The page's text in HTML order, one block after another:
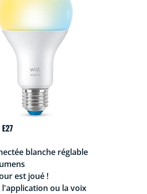
blanche réglable
est joué !
l'application ou la voix